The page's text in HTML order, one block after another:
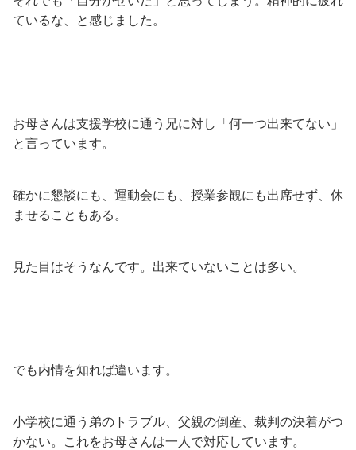
ているな、と感じました。
お母さんは支援学校に通う兄に対し「何一つ出来てない」
と言っています。
確かに懇談にも、運動会にも、授業参観にも出席せず、休
ませることもある。
見た目はそうなんです。出来ていないことは多い。
でも内情を知れば違います。
小学校に通う弟のトラブル、父親の倒産、裁判の決着がつ
かない。これをお母さんは一人で対応しています。